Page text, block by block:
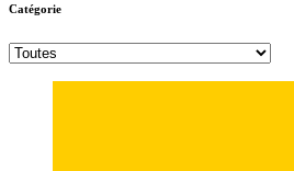
Catégorie